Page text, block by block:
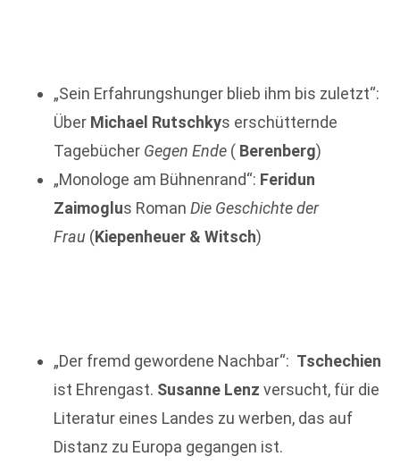
„Sein Erfahrungshunger blieb ihm bis zuletzt“:
Über Michael Rutschkys erschütternde
Tagebücher Gegen Ende ( Berenberg)
„Monologe am Bühnenrand“: Feridun
Zaimoglus Roman Die Geschichte der
Frau (Kiepenheuer & Witsch)
„Der fremd gewordene Nachbar“: Tschechien
ist Ehrengast. Susanne Lenz versucht, für die
Literatur eines Landes zu werben, das auf
Distanz zu Europa gegangen ist.